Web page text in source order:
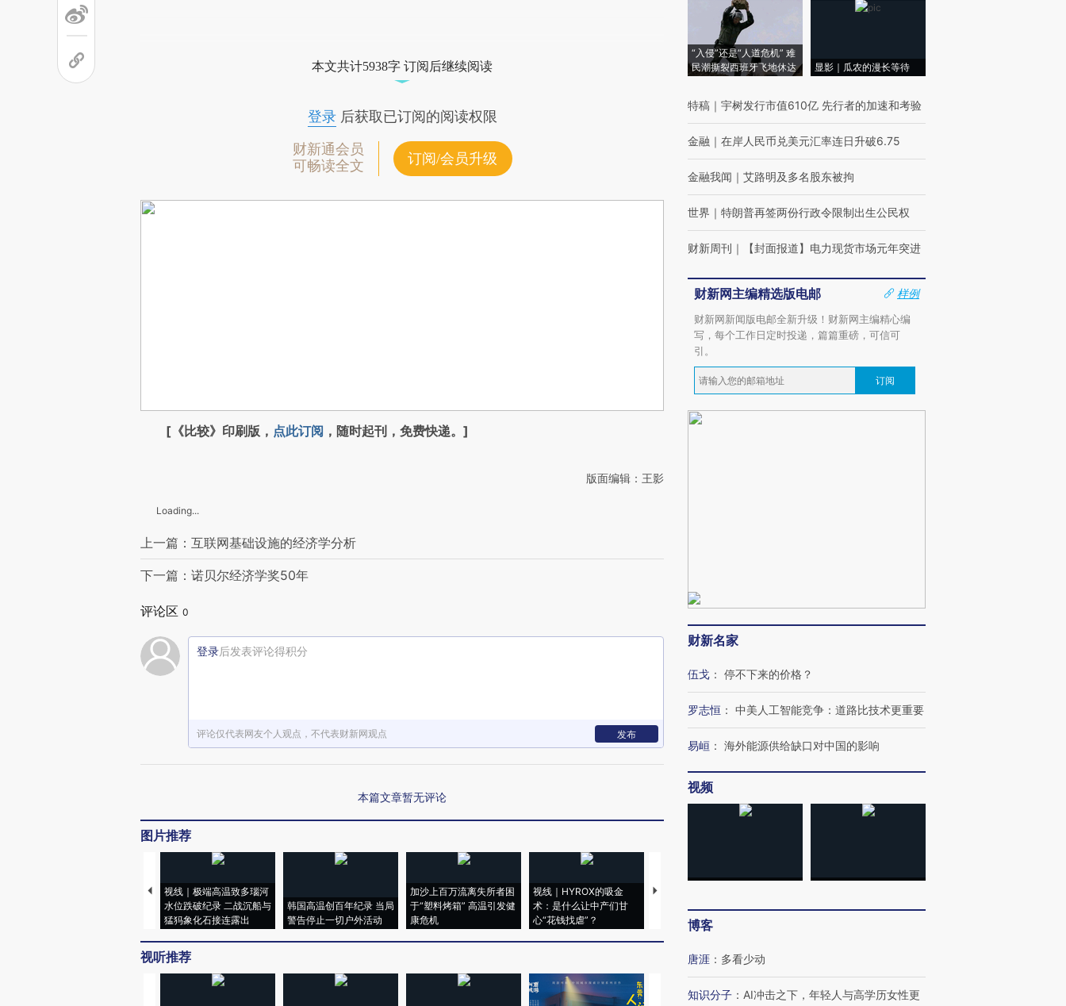
本文共计5938字 订阅后继续阅读
登录后获取已订阅的阅读权限
财新通会员
可畅读全文
订阅/会员升级
[《比较》印刷版， 点此订阅 ，随时起刊，免费快递。]
版面编辑：王影
Loading...
上一篇：互联网基础设施的经济学分析
下一篇：诺贝尔经济学奖50年
评论区 0
登录后发表评论得积分
评论仅代表网友个人观点，不代表财新网观点 发布
本篇文章暂无评论
图片推荐
视线｜极端高温致多瑙河
水位跌破纪录 二战沉船与
猛犸象化石接连露出
韩国高温创百年纪录 当局
警告停止一切户外活动
加沙上百万流离失所者困
于“塑料烤箱” 高温引发健
康危机
视线｜HYROX的吸金
术：是什么让中产们甘
心“花钱找虐”？
马航飞行员跨国走私7万
视听推荐
“入侵”还是“人道危机” 难
民潮撕裂西班牙飞地休达
显影｜瓜农的漫长等待
特稿 ｜ 宇树发行市值610亿 先行者的加速和考验
金融 ｜ 在岸人民币兑美元汇率连日升破6.75
金融我闻 ｜ 艾路明及多名股东被拘
世界 ｜ 特朗普再签两份行政令限制出生公民权
财新周刊 ｜ 【封面报道】电力现货市场元年突进
财新网主编精选版电邮
样例
财新网新闻版电邮全新升级！财新网主编精心编
写，每个工作日定时投递，篇篇重磅，可信可
引。
订阅
财新名家
伍戈 ： 停不下来的价格？
罗志恒 ： 中美人工智能竞争：道路比技术更重要
易峘 ： 海外能源供给缺口对中国的影响
视频
博客
唐涯 ： 多看少动
知识分子 ： AI冲击之下，年轻人与高学历女性更